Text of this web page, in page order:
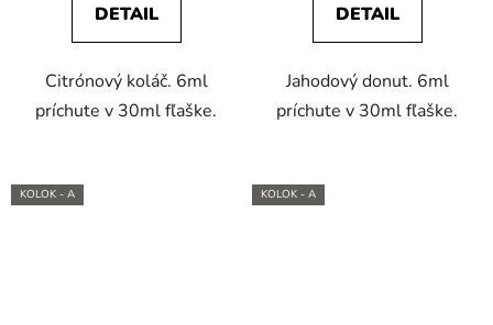
DETAIL
Citrónový koláč. 6ml
príchute v 30ml fľaške.
DETAIL
Jahodový donut. 6ml
príchute v 30ml fľaške.
KOLOK - A KOLOK - A